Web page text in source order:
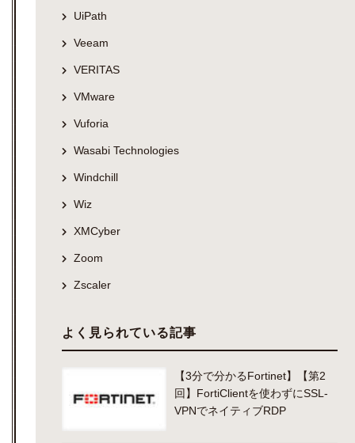
UiPath
Veeam
VERITAS
VMware
Vuforia
Wasabi Technologies
Windchill
Wiz
XMCyber
Zoom
Zscaler
よく見られている記事
【3分で分かるFortinet】【第2
回】FortiClientを使わずにSSL-
VPNでネイティブRDP